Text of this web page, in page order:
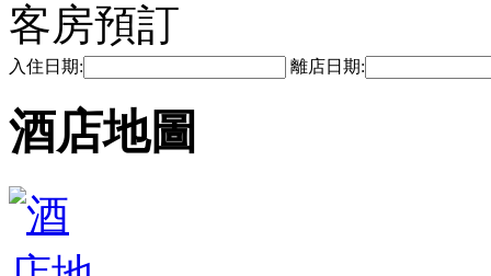
客房預訂
入住日期: 離店日期:
酒店地圖